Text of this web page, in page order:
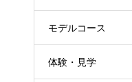
モデルコース
体験・見学